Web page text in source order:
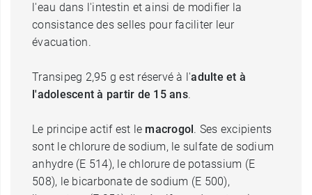
l'eau dans l'intestin et ainsi de modifier la
consistance des selles pour faciliter leur
évacuation.
Transipeg 2,95 g est réservé à l'adulte et à
l'adolescent à partir de 15 ans.
Le principe actif est le macrogol. Ses excipients
sont le chlorure de sodium, le sulfate de sodium
anhydre (E 514), le chlorure de potassium (E
508), le bicarbonate de sodium (E 500),